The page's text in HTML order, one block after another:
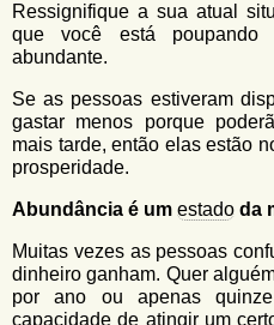
Ressignifique a sua atual
que você está poupando
abundante.
Se as pessoas estiveram
gastar menos porque
mais tarde, então elas estão
prosperidade.
Abundância é um estado da
Muitas vezes as pessoas
dinheiro ganham. Quer
por ano ou apenas
capacidade de atingir um